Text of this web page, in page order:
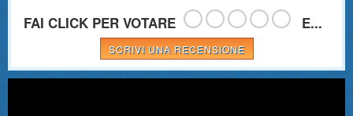
FAI CLICK PER VOTARE E...
SCRIVI UNA RECENSIONE